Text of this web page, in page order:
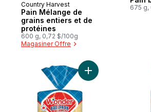
Préparé au Canada
Country Harvest
Pain Mélange de
grains entiers et de
protéines
600 g, 0,72 $/100g
Magasiner Offre
675 g,
Ajouter Ball Park